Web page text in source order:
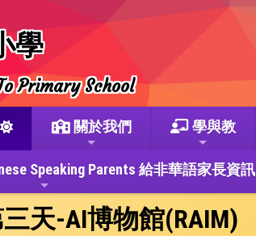
學
Primary School
關於我們 學與教
Speaking Parents 給非華語家長資訊
天-AI博物館(RAIM)